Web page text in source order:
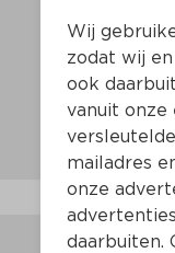
Wij
zodat wij
ook
vanuit onze
mailadres
onze
daarbuiten.